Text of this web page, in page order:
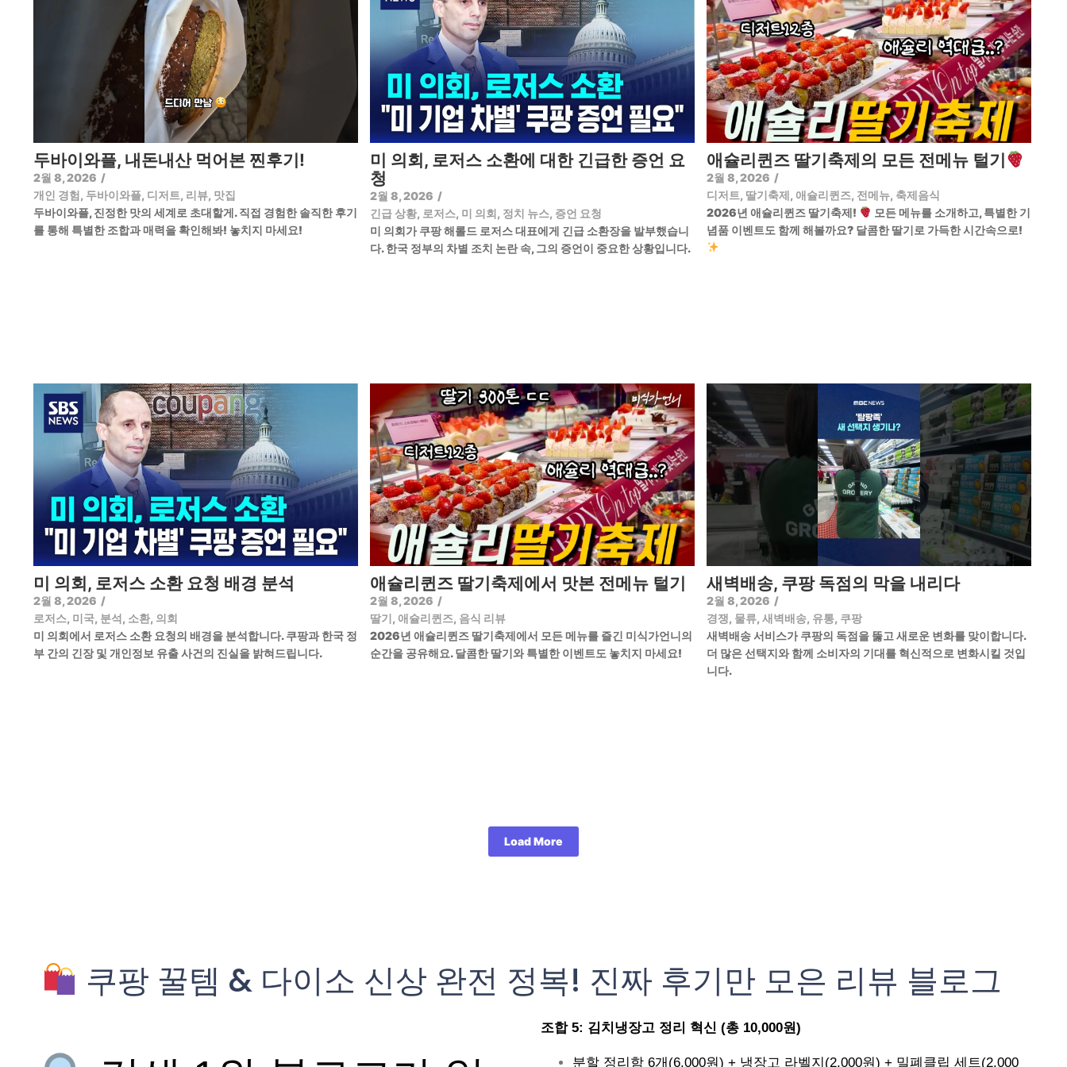
두바이와플, 내돈내산 먹어본 찐후기!
2월 8, 2026 /
개인 경험, 두바이와플, 디저트, 리뷰, 맛집
두바이와플, 진정한 맛의 세계로 초대할게. 직접 경험한 솔직한 후기
를 통해 특별한 조합과 매력을 확인해봐! 놓치지 마세요!
미 의회, 로저스 소환에 대한 긴급한 증언 요
청
2월 8, 2026 /
긴급 상황, 로저스, 미 의회, 정치 뉴스, 증언 요청
미 의회가 쿠팡 해롤드 로저스 대표에게 긴급 소환장을 발부했습니
다. 한국 정부의 차별 조치 논란 속, 그의 증언이 중요한 상황입니다.
애슐리퀸즈 딸기축제의 모든 전메뉴 털기
2월 8, 2026 /
디저트, 딸기축제, 애슐리퀸즈, 전메뉴, 축제음식
2026년 애슐리퀸즈 딸기축제!
모든 메뉴를 소개하고, 특별한 기
념품 이벤트도 함께 해볼까요? 달콤한 딸기로 가득한 시간속으로!
미 의회, 로저스 소환 요청 배경 분석
2월 8, 2026 /
로저스, 미국, 분석, 소환, 의회
미 의회에서 로저스 소환 요청의 배경을 분석합니다. 쿠팡과 한국 정
부 간의 긴장 및 개인정보 유출 사건의 진실을 밝혀드립니다.
애슐리퀸즈 딸기축제에서 맛본 전메뉴 털기
2월 8, 2026 /
딸기, 애슐리퀸즈, 음식 리뷰
2026년 애슐리퀸즈 딸기축제에서 모든 메뉴를 즐긴 미식가언니의
순간을 공유해요. 달콤한 딸기와 특별한 이벤트도 놓치지 마세요!
새벽배송, 쿠팡 독점의 막을 내리다
2월 8, 2026 /
경쟁, 물류, 새벽배송, 유통, 쿠팡
새벽배송 서비스가 쿠팡의 독점을 뚫고 새로운 변화를 맞이합니다.
더 많은 선택지와 함께 소비자의 기대를 혁신적으로 변화시킬 것입
니다.
Load More
쿠팡 꿀템 & 다이소 신상 완전 정복! 진짜 후기만 모은 리뷰 블로그
조합 5: 김치냉장고 정리 혁신 (총 10,000원)
분할 정리함 6개(6,000원) + 냉장고 라벨지(2,000원) + 밀폐클립 세트(2,000